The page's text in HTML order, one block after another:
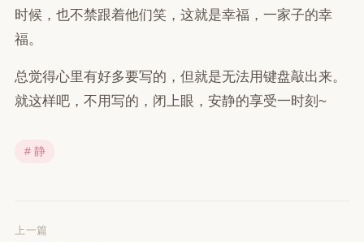
时候，也不禁跟着他们笑，这就是幸福，一家子的幸
福。
总觉得心里有好多要写的，但就是无法用键盘敲出来。
就这样吧，不用写的，闭上眼，安静的享受一时刻~
# 静
上一篇